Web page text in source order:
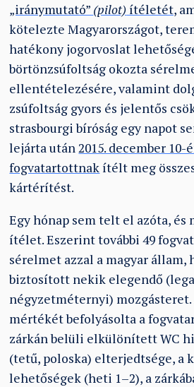
„iránymutató” (pilot) ítéletét,
kötelezte Magyarországot,
hatékony jogorvoslat
börtönzsúfoltság okozta
ellentételezésére, valamint
zsúfoltság gyors és jelentős
strasbourgi bíróság egy napot
lejárta után2015. december 10-
fogvatartottnak ítélt meg
kártérítést.
Egy hónap sem telt el azóta, és
ítélet. Eszerint további 49
sérelmet azzal a magyar állam,
biztosított nekik elegendő
négyzetméternyi)
mértékét befolyásolta a
zárkán belüli elkülönített WC
(tetű, poloska) elterjedtsége, a
lehetőségek (heti 1–2), a